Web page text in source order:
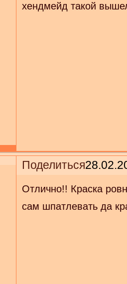
хендмейд такой
Поделиться
Отлично!! Краска
сам шпатлевать да